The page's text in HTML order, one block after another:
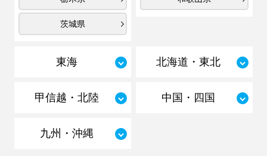
茨城県
東海 北海道・東北
甲信越・北陸 中国・四国
九州・沖縄